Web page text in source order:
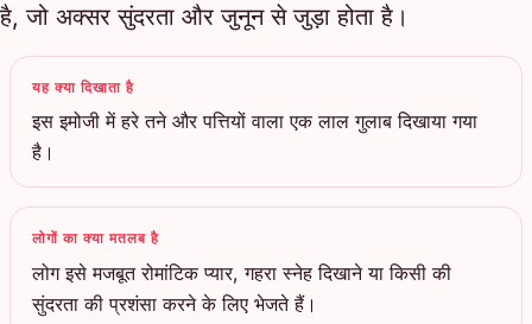
है, जो अक्सर सुंदरता और जुनून से जुड़ा होता है।
यह क्या दिखाता है
इस इमोजी में हरे तने और पत्तियों वाला एक लाल गुलाब दिखाया गया
है।
लोगों का क्या मतलब है
लोग इसे मजबूत रोमांटिक प्यार, गहरा स्नेह दिखाने या किसी की
सुंदरता की प्रशंसा करने के लिए भेजते हैं।